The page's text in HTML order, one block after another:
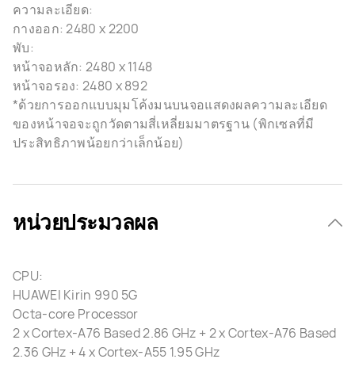
ความละเอียด:
กางออก: 2480 x 2200
พับ:
หน้าจอหลัก: 2480 x 1148
หน้าจอรอง: 2480 x 892
*ด้วยการออกแบบมุมโค้งมนบนจอแสดงผลความละเอียด
ของหน้าจอจะถูกวัดตามสี่เหลี่ยมมาตรฐาน (พิกเซลที่มี
ประสิทธิภาพน้อยกว่าเล็กน้อย)
หน่วยประมวลผล
CPU:
HUAWEI Kirin 990 5G
Octa-core Processor
2 x Cortex-A76 Based 2.86 GHz + 2 x Cortex-A76 Based
2.36 GHz + 4 x Cortex-A55 1.95 GHz